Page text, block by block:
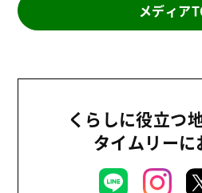
メディア
くらしに役立つ
タイムリーに